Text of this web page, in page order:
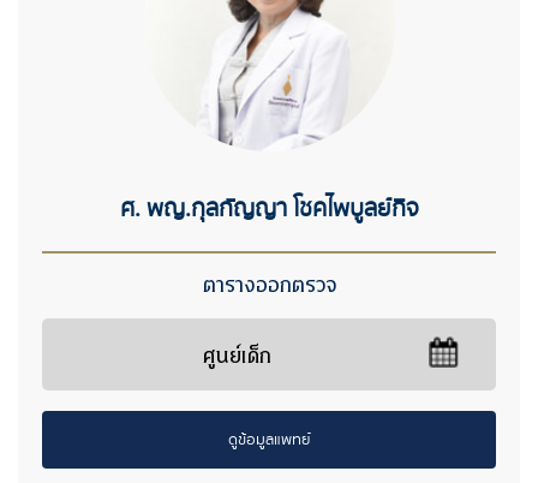
ศ. พญ.กุลกัญญา โชคไพบูลย์กิจ
ตารางออกตรวจ
ศูนย์เด็ก
ดูข้อมูลแพทย์